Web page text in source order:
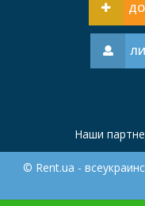
Наши
© Rent.ua -